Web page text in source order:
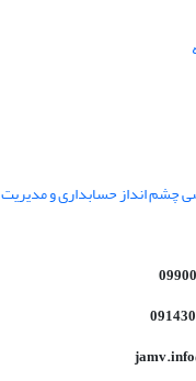
چشم انداز حسابداری و مدیریت